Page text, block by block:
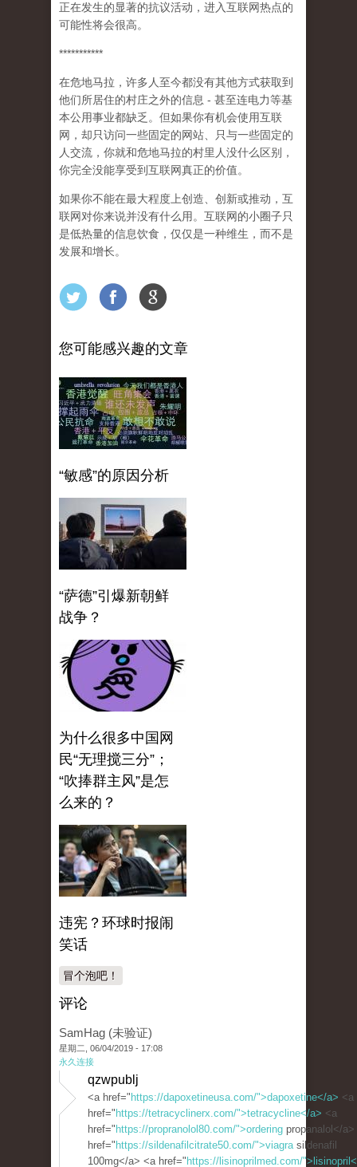
正在发生的显著的抗议活动，进入互联网热点的
可能性将会很高。
***********
在危地马拉，许多人至今都没有其他方式获取到
他们所居住的村庄之外的信息 - 甚至连电力等基
本公用事业都缺乏。但如果你有机会使用互联
网，却只访问一些固定的网站、只与一些固定的
人交流，你就和危地马拉的村里人没什么区别，
你完全没能享受到互联网真正的价值。
如果你不能在最大程度上创造、创新或推动，互
联网对你来说并没有什么用。互联网的小圈子只
是低热量的信息饮食，仅仅是一种维生，而不是
发展和增长。
您可能感兴趣的文章
“敏感”的原因分析
“萨德”引爆新朝鲜
战争？
为什么很多中国网
民“无理搅三分”；
“吹捧群主风”是怎
么来的？
违宪？环球时报闹
笑话
冒个泡吧！
评论
SamHag (未验证)
星期二, 06/04/2019 - 17:08
永久连接
qzwpublj
<a href=" https://dapoxetineusa.com/">dapoxetine</a> <a
href=" https://tetracyclinerx.com/">tetracycline</a> <a
href=" https://propranolol80.com/">ordering propanalol</
href=" https://sildenafilcitrate50.com/">viagrasildenafil
100mg</a> <a href=" https://lisinoprilmed.com/